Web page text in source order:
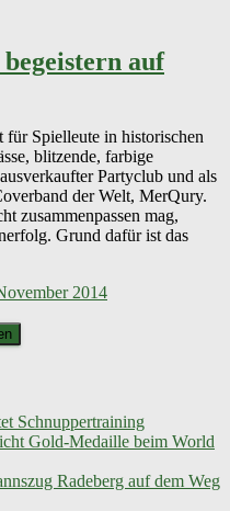
auf
Spielleute in historischen
blitzende, farbige
Partyclub und als
der Welt, MerQury.
zusammenpassen mag,
Grund dafür ist das
2014
Schnuppertraining
Gold-Medaille beim World
Radeberg auf dem Weg